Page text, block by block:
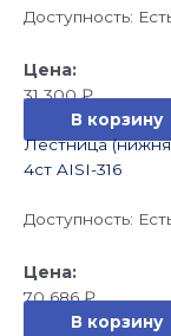
Доступность:
31 300₽
В корзину
Лестница
4cт AISI-316
Доступность:
70 686₽
В корзину